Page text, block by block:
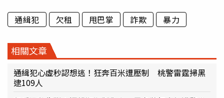
通緝犯 欠租 甩巴掌 詐欺 暴力
相關文章
通緝犯心虛秒認想逃！狂奔百米遭壓制 桃警雷霆掃黑
逮109人